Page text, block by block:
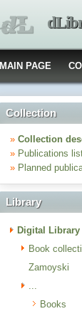
MAIN PAGE
Collection
» Collection
» Publications
» Planned
Library
Digital Library
Book
Zamoyski
...
Books